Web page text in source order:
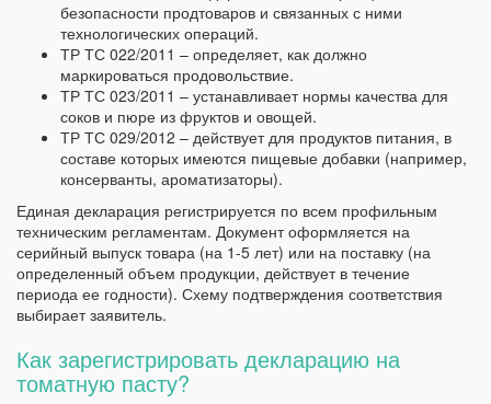
безопасности продтоваров и связанных с ними
технологических операций.
ТР ТС 022/2011 – определяет, как должно
маркироваться продовольствие.
ТР ТС 023/2011 – устанавливает нормы качества для
соков и пюре из фруктов и овощей.
ТР ТС 029/2012 – действует для продуктов питания, в
составе которых имеются пищевые добавки (например,
консерванты, ароматизаторы).
Единая декларация регистрируется по всем профильным
техническим регламентам. Документ оформляется на
серийный выпуск товара (на 1-5 лет) или на поставку (на
определенный объем продукции, действует в течение
периода ее годности). Схему подтверждения соответствия
выбирает заявитель.
Как зарегистрировать декларацию на
томатную пасту?